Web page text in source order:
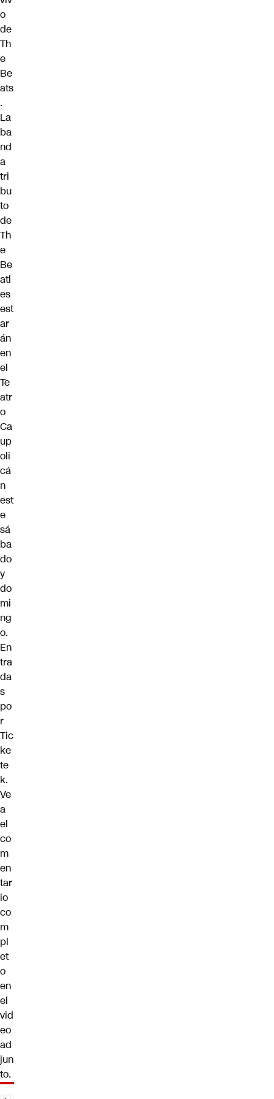
o
de
Th
e
Be
ats
.
La
ba
nd
a
tri
bu
to
de
Th
e
Be
atl
es
est
ar
án
en
el
Te
atr
o
Ca
up
oli
cá
n
est
e
sá
ba
do
y
do
mi
ng
o.
En
tra
da
s
po
r
Tic
ke
te
k.
Ve
a
el
co
m
en
tar
io
co
m
pl
et
o
en
el
vid
eo
ad
jun
to.